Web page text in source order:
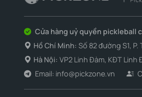
Cửa hàng uỷ quyền pickleball
Hồ Chí Minh: Số 82 đường S1,
Hà Nội: VP2 Linh Đàm, KĐT Linh
Email: info@pickzone.vn